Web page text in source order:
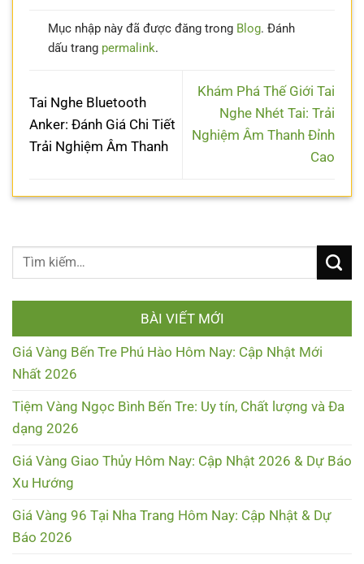
Mục nhập này đã được đăng trong Blog. Đánh
dấu trang permalink.
Tai Nghe Bluetooth
Anker: Đánh Giá Chi Tiết
Trải Nghiệm Âm Thanh
Khám Phá Thế Giới Tai
Nghe Nhét Tai: Trải
Nghiệm Âm Thanh Đỉnh
Cao
BÀI VIẾT MỚI
Giá Vàng Bến Tre Phú Hào Hôm Nay: Cập Nhật Mới
Nhất 2026
Tiệm Vàng Ngọc Bình Bến Tre: Uy tín, Chất lượng và Đa
dạng 2026
Giá Vàng Giao Thủy Hôm Nay: Cập Nhật 2026 & Dự Báo
Xu Hướng
Giá Vàng 96 Tại Nha Trang Hôm Nay: Cập Nhật & Dự
Báo 2026